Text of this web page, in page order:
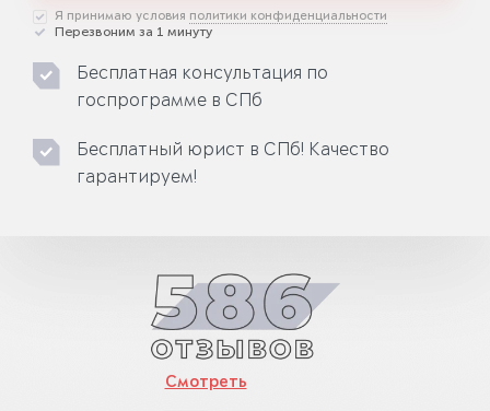
Я принимаю условия политики конфиденциальности
Перезвоним за 1 минуту
Бесплатная консультация по
госпрограмме в СПб
Бесплатный юрист в СПб! Качество
гарантируем!
Смотреть